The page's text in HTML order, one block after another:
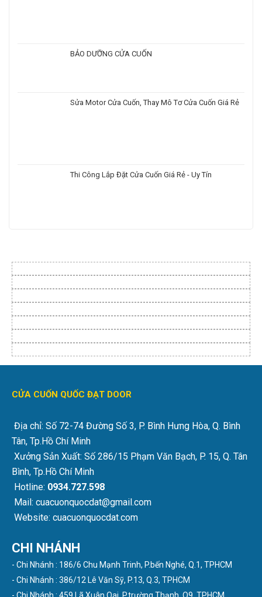
BẢO DƯỠNG CỬA CUỐN
Sửa Motor Cửa Cuốn, Thay Mô Tơ Cửa Cuốn Giá Rẻ
Thi Công Lắp Đặt Cửa Cuốn Giá Rẻ - Uy Tín
CỬA CUỐN QUỐC ĐẠT DOOR
Địa chỉ: Số 72-74 Đường Số 3, P. Bình Hưng Hòa, Q. Bình
Tân, Tp.Hồ Chí Minh
Xưởng Sản Xuất: Số 286/15 Phạm Văn Bạch, P. 15, Q. Tân
Bình, Tp.Hồ Chí Minh
Hotline: 0934.727.598
Mail: cuacuonquocdat@gmail.com
Website: cuacuonquocdat.com
CHI NHÁNH
- Chi Nhánh : 186/6 Chu Mạnh Trinh, P.bến Nghé, Q.1, TPHCM
- Chi Nhánh : 386/12 Lê Văn Sỹ, P.13, Q.3, TPHCM